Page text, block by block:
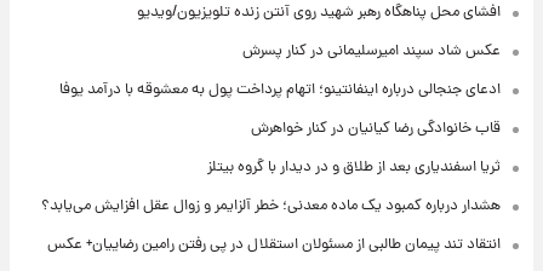
افشای محل پناهگاه‌ رهبر شهید روی آنتن زنده تلویزیون/ویدیو
عکس شاد سپند امیرسلیمانی در کنار پسرش
ادعای جنجالی درباره اینفانتینو؛ اتهام پرداخت پول به معشوقه با درآمد یوفا
قاب خانوادگی رضا کیانیان در کنار خواهرش
ثریا اسفندیاری بعد از طلاق و در دیدار با گروه بیتلز
هشدار درباره کمبود یک ماده معدنی؛ خطر آلزایمر و زوال عقل افزایش می‌یابد؟
انتقاد تند پیمان طالبی از مسئولان استقلال در پی رفتن رامین رضاییان+ عکس